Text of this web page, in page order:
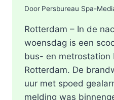
Door Persbureau Spa-
Rotterdam – In de
woensdag is een
bus- en metrostation
Rotterdam. De
uur met spoed
melding was